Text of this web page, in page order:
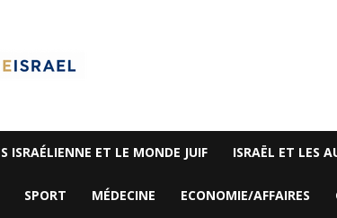
ISRAÉLIENNE ET LE MONDE JUIF ISRAËL ET LES
SPORT MÉDECINE ECONOMIE/AFFAIRES